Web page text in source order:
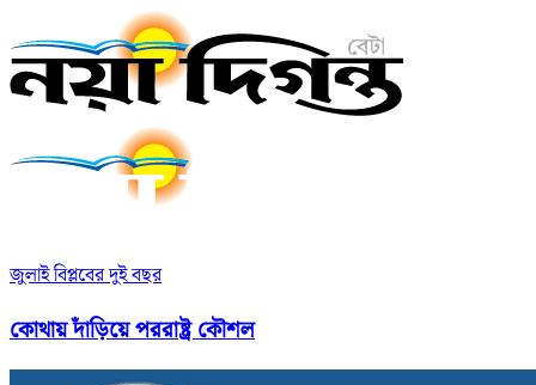
জুলাই বিপ্লবের দুই বছর
কোথায় দাঁড়িয়ে পররাষ্ট্র কৌশল